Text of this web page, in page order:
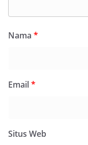
Nama *
Email*
Situs Web